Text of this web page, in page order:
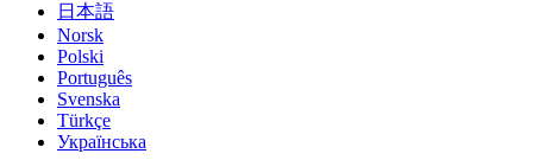
日本語
Norsk
Polski
Português
Svenska
Türkçe
Українська